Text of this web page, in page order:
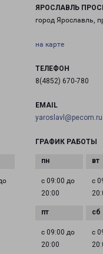
ЯРОСЛАВЛЬ
город Ярославль,
на карте
ТЕЛЕФОН
8(4852) 670-780
EMAIL
yaroslavl@pecom.ru
ГРАФИК РАБОТЫ
с 09:00 до
20:00
с
с 09:00 до
20:00
с